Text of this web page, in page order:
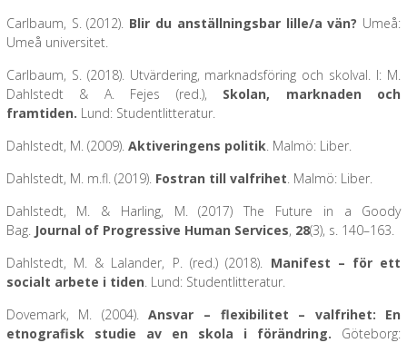
Carlbaum, S. (2012). Blir du anställningsbar lille/a vän? Umeå:
Umeå universitet.
Carlbaum, S. (2018). Utvärdering, marknadsföring och skolval. I: M.
Dahlstedt & A. Fejes (red.), Skolan, marknaden och
framtiden. Lund: Studentlitteratur.
Dahlstedt, M. (2009). Aktiveringens politik. Malmö: Liber.
Dahlstedt, M. m.fl. (2019). Fostran till valfrihet. Malmö: Liber.
Dahlstedt, M. & Harling, M. (2017) The Future in a Goody
Bag. Journal of Progressive Human Services, 28(3), s. 140–163.
Dahlstedt, M. & Lalander, P. (red.) (2018). Manifest – för ett
socialt arbete i tiden. Lund: Studentlitteratur.
Dovemark, M. (2004).Ansvar – flexibilitet – valfrihet: En
etnografisk studie av en skola i förändring. Göteborg: